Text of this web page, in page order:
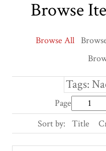
Browse
Browse All
Tags:
Page
Sort by:
Title